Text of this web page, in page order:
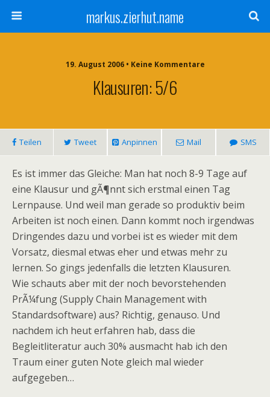
markus.zierhut.name
19. August 2006 • Keine Kommentare
Klausuren: 5/6
Teilen Tweet Anpinnen Mail SMS
Es ist immer das Gleiche: Man hat noch 8-9 Tage auf
eine Klausur und gÃ¶nnt sich erstmal einen Tag
Lernpause. Und weil man gerade so produktiv beim
Arbeiten ist noch einen. Dann kommt noch irgendwas
Dringendes dazu und vorbei ist es wieder mit dem
Vorsatz, diesmal etwas eher und etwas mehr zu
lernen. So gings jedenfalls die letzten Klausuren.
Wie schauts aber mit der noch bevorstehenden
PrÃ¼fung (Supply Chain Management with
Standardsoftware) aus? Richtig, genauso. Und
nachdem ich heut erfahren hab, dass die
Begleitliteratur auch 30% ausmacht hab ich den
Traum einer guten Note gleich mal wieder
aufgegeben…